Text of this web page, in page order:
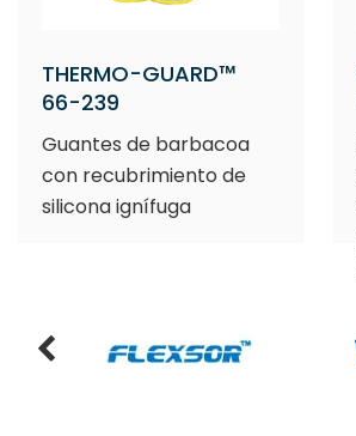
THERMO-GUARD™
66-239
Guantes de barbacoa
con recubrimiento de
silicona ignífuga